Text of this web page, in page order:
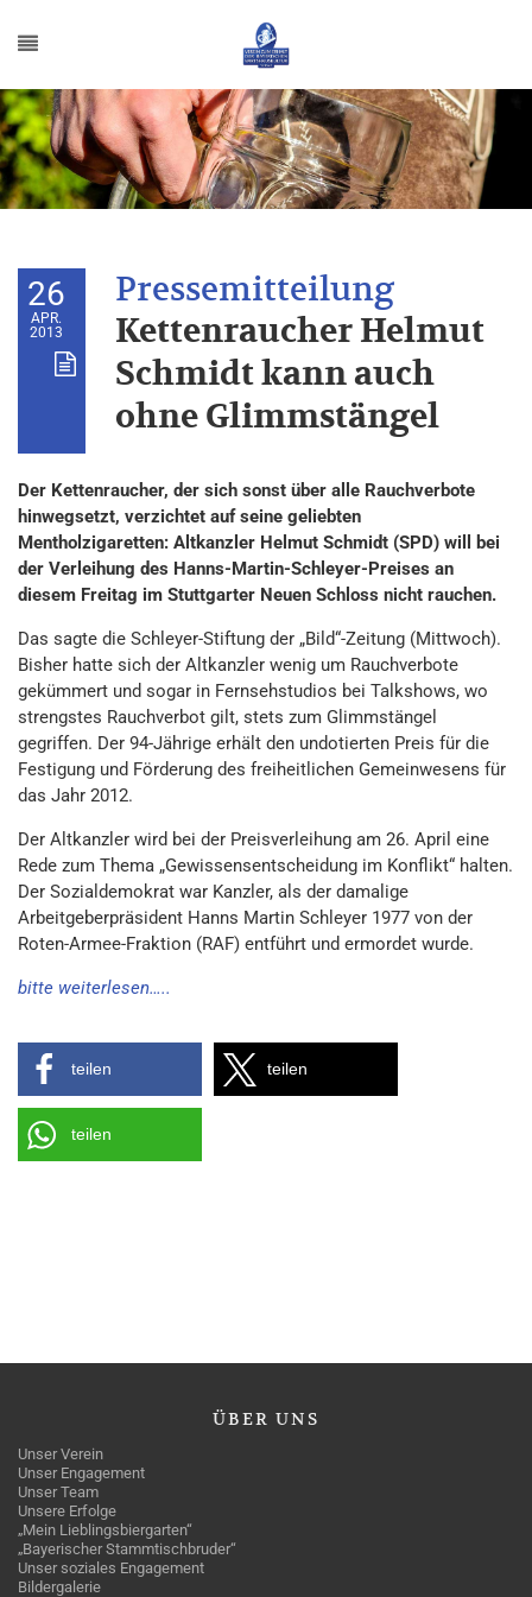
26
APR.
2013
Kettenraucher Helmut
Schmidt kann auch
ohne Glimmstängel
Der Kettenraucher, der sich sonst über alle Rauchverbote
hinwegsetzt, verzichtet auf seine geliebten
Mentholzigaretten: Altkanzler Helmut Schmidt (SPD) will bei
der Verleihung des Hanns-Martin-Schleyer-Preises an
diesem Freitag im Stuttgarter Neuen Schloss nicht rauchen.
Das sagte die Schleyer-Stiftung der „Bild“-Zeitung (Mittwoch).
Bisher hatte sich der Altkanzler wenig um Rauchverbote
gekümmert und sogar in Fernsehstudios bei Talkshows, wo
strengstes Rauchverbot gilt, stets zum Glimmstängel
gegriffen. Der 94-Jährige erhält den undotierten Preis für die
Festigung und Förderung des freiheitlichen Gemeinwesens für
das Jahr 2012.
Der Altkanzler wird bei der Preisverleihung am 26. April eine
Rede zum Thema „Gewissensentscheidung im Konflikt“ halten.
Der Sozialdemokrat war Kanzler, als der damalige
Arbeitgeberpräsident Hanns Martin Schleyer 1977 von der
Roten-Armee-Fraktion (RAF) entführt und ermordet wurde.
bitte weiterlesen…..
teilen teilen
teilen
ÜBER UNS
Unser Verein
Unser Engagement
Unser Team
Unsere Erfolge
„Mein Lieblingsbiergarten“
„Bayerischer Stammtischbruder“
Unser soziales Engagement
Bildergalerie